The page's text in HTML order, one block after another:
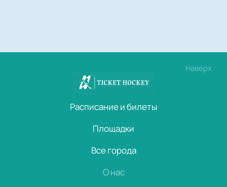
Наверх
Расписание и билеты
Площадки
Все города
О нас